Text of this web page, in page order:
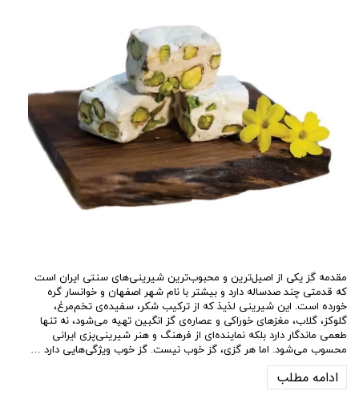
مقدمه گز یکی از اصیل‌ترین و محبوب‌ترین شیرینی‌های سنتی ایران است
که قدمتی چند صدساله دارد و بیشتر با نام شهر اصفهان و خوانسار گره
خورده است. این شیرینی لذیذ که از ترکیب شکر، سفیده‌ی تخم‌مرغ،
گلوکز، گلاب، مغزهای خوراکی و عصاره‌ی گز انگبین تهیه می‌شود، نه تنها
طعمی ماندگار دارد بلکه نماینده‌ای از فرهنگ و هنر شیرینی‌پزی ایرانی
محسوب می‌شود. اما هر گزی، گز خوب نیست. گز خوب ویژگی‌هایی دارد …
ادامه مطلب